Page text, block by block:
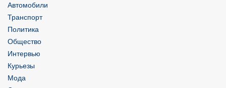
Автомобили
Транспорт
Политика
Общество
Интервью
Курьезы
Мода